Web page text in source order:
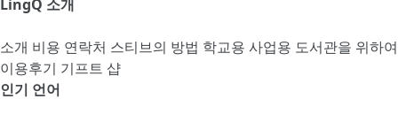
LingQ 소개
소개 비용 연락처 스티브의 방법 학교용 사업용 도서관을 위하여
이용후기 기프트 샵
인기 언어